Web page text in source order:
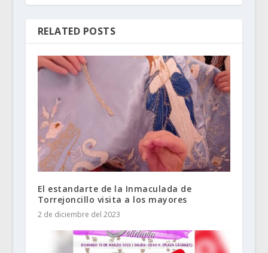
RELATED POSTS
El estandarte de la Inmaculada de
Torrejoncillo visita a los mayores
2 de diciembre del 2023